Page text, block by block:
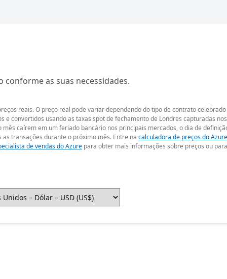
as suas necessidades.
reais. O preço real pode variar dependendo do tipo de contrato
e convertidos usando as taxas spot de fechamento de Londres capturadas
caírem em um feriado bancário nos principais mercados, o dia de
transações durante o próximo mês. Entre na calculadora de preços do Azure
de vendas do Azure para obter mais informações sobre preços ou